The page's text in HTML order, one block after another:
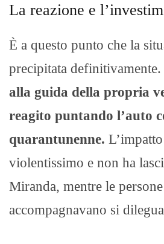
La reazione e
È a questo punto che la
precipitata definitivamente.
alla guida della propria
reagito puntando l’auto
quarantunenne.
violentissimo e non ha
Miranda, mentre le
accompagnavano si